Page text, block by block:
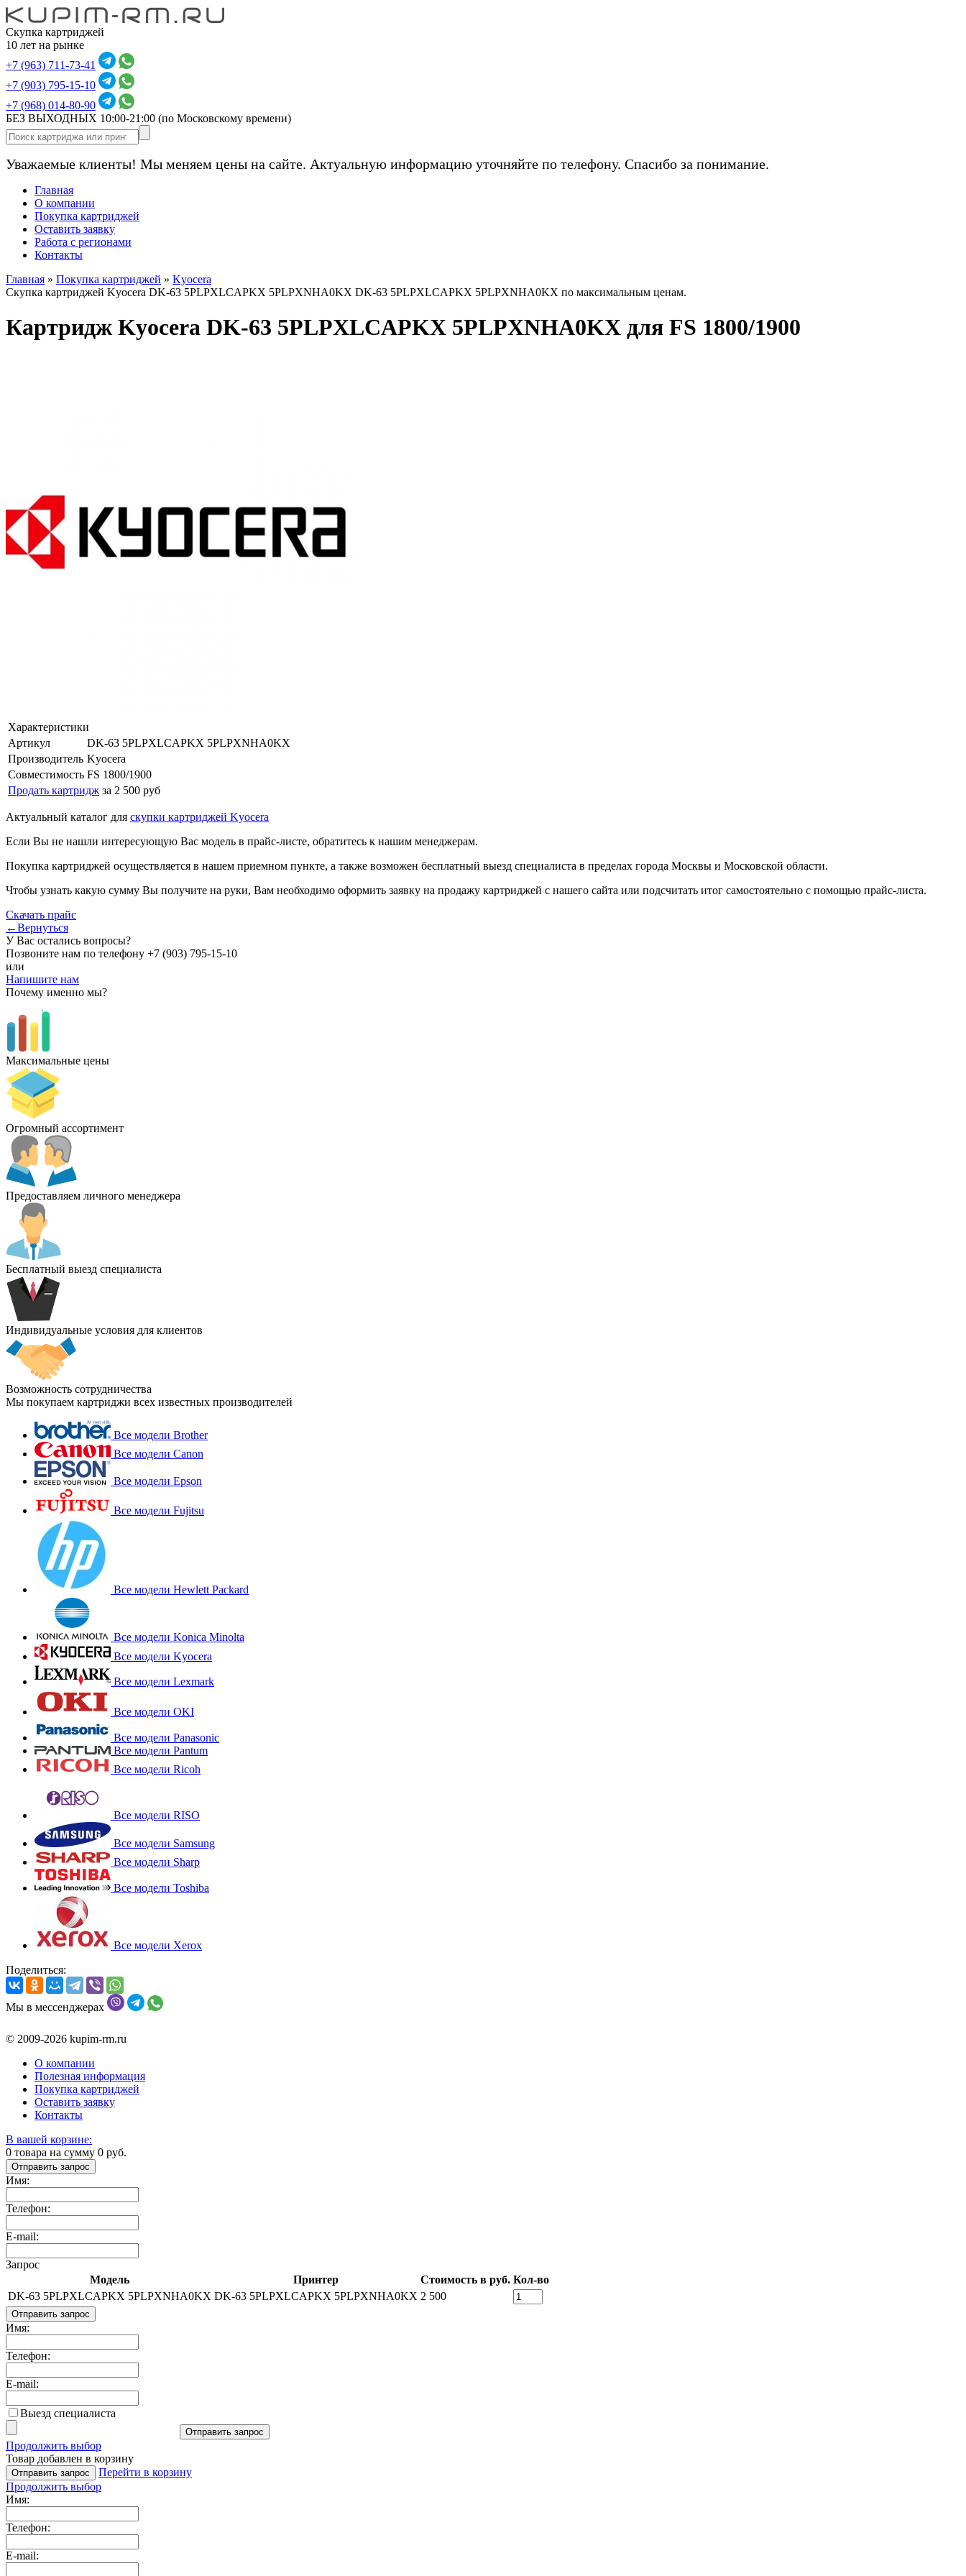
Скупка картриджей
10 лет на рынке
+7 (963) 711-73-41
+7 (903) 795-15-10
+7 (968) 014-80-90
БЕЗ ВЫХОДНЫХ 10:00-21:00 (по Московскому времени)
Уважаемые клиенты! Мы меняем цены на сайте. Актуальную информацию уточняйте по телефону. Спасибо за понимание.
Главная
О компании
Покупка картриджей
Оставить заявку
Работа с регионами
Контакты
Главная » Покупка картриджей » Kyocera
Скупка картриджей Kyocera DK-63 5PLPXLCAPKX 5PLPXNHA0KX DK-63 5PLPXLCAPKX 5PLPXNHA0KX по максимальным ценам.
Картридж Kyocera DK-63 5PLPXLCAPKX 5PLPXNHA0KX для FS 1800/1900
Характеристики
Артикул
DK-63 5PLPXLCAPKX 5PLPXNHA0KX
Производитель Kyocera
Совместимость FS 1800/1900
Продать картридж за 2 500 руб
Актуальный каталог для скупки картриджей Kyocera
Если Вы не нашли интересующую Вас модель в прайс-листе, обратитесь к нашим менеджерам.
Покупка картриджей осуществляется в нашем приемном пункте, а также возможен бесплатный выезд специалиста в пределах города Москвы и Московской области.
Чтобы узнать какую сумму Вы получите на руки, Вам необходимо оформить заявку на продажу картриджей с нашего сайта или подсчитать итог самостоятельно с помощью прайс-листа.
Скачать прайс
←Вернуться
У Вас остались вопросы?
Позвоните нам по телефону +7 (903) 795-15-10
или
Напишите нам
Почему именно мы?
Максимальные цены
Огромный ассортимент
Предоставляем личного менеджера
Бесплатный выезд специалиста
Индивидуальные условия для клиентов
Возможность сотрудничества
Мы покупаем картриджи всех известных производителей
Все модели Brother
Все модели Canon
Все модели Epson
Все модели Fujitsu
Все модели Hewlett Packard
Все модели Konica Minolta
Все модели Kyocera
Все модели Lexmark
Все модели OKI
Все модели Panasonic
Все модели Pantum
Все модели Ricoh
Все модели RISO
Все модели Samsung
Все модели Sharp
Все модели Toshiba
Все модели Xerox
Поделиться:
Мы в мессенджерах
© 2009-2026 kupim-rm.ru
О компании
Полезная информация
Покупка картриджей
Оставить заявку
Контакты
В вашей корзине:
0 товара на сумму 0 руб.
Отправить запрос
Имя:
Телефон:
E-mail:
Запрос
Модель
Принтер Стоимость в руб. Кол-во
DK-63 5PLPXLCAPKX 5PLPXNHA0KX DK-63 5PLPXLCAPKX 5PLPXNHA0KX 2 500
Отправить запрос
Имя:
Телефон:
E-mail:
Выезд специалиста
Отправить запрос
Продолжить выбор
Товар добавлен в корзину
Отправить запрос
Перейти в корзину
Продолжить выбор
Имя:
Телефон:
E-mail: